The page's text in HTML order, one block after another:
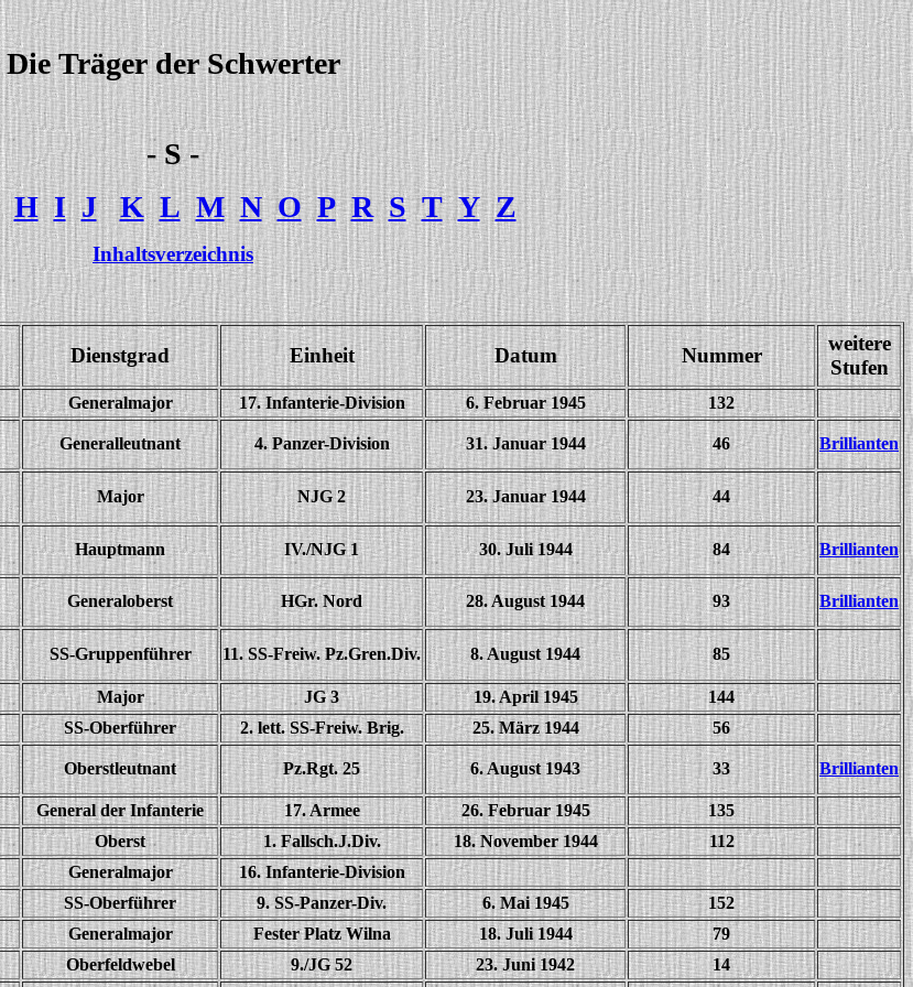
Die Träger der Schwerter
- S -
H I J K L M N O P R S T Y Z
Inhaltsverzeichnis
Dienstgrad Einheit Datum Nummer
weitere
Stufen
Generalmajor 17. Infanterie-Division 6. Februar 1945 132
Generalleutnant 4. Panzer-Division 31. Januar 1944 46 Brillianten
Major NJG 2 23. Januar 1944 44
Hauptmann IV./NJG 1 30. Juli 1944 84 Brillianten
Generaloberst HGr. Nord 28. August 1944 93 Brillianten
SS-Gruppenführer 11. SS-Freiw. Pz.Gren.Div. 8. August 1944 85
Major JG 3 19. April 1945
144
SS-Oberführer 2. lett. SS-Freiw. Brig. 25. März 1944 56
Oberstleutnant Pz.Rgt. 25 6. August 1943 33 Brillianten
General der Infanterie 17. Armee 26. Februar 1945
135
Oberst 1. Fallsch.J.Div. 18. November 1944
112
Generalmajor
16. Infanterie-Division
SS-Oberführer 9. SS-Panzer-Div. 6. Mai 1945
152
Generalmajor Fester Platz Wilna 18. Juli 1944
79
Oberfeldwebel 9./JG 52 23. Juni 1942
14